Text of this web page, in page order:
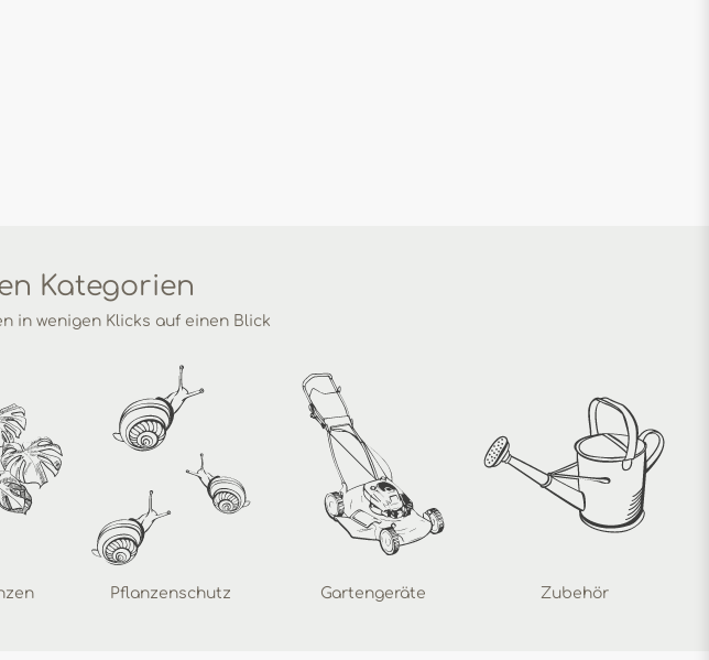
Kategorien
in wenigen Klicks auf einen Blick
Pflanzenschutz Gartengeräte Zubehör